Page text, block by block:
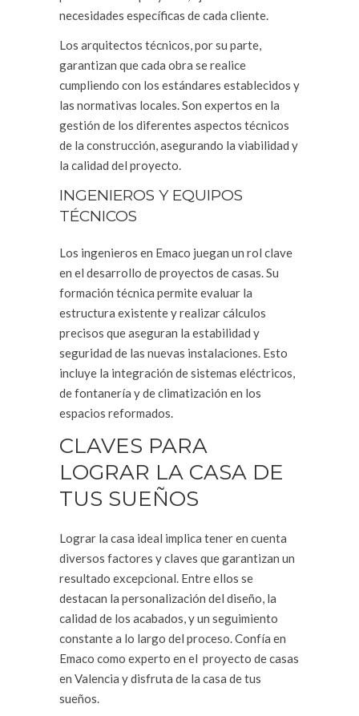
necesidades específicas de cada cliente.
Los arquitectos técnicos, por su parte,
garantizan que cada obra se realice
cumpliendo con los estándares establecidos y
las normativas locales. Son expertos en la
gestión de los diferentes aspectos técnicos
de la construcción, asegurando la viabilidad y
la calidad del proyecto.
INGENIEROS Y EQUIPOS
TÉCNICOS
Los ingenieros en Emaco juegan un rol clave
en el desarrollo de proyectos de casas. Su
formación técnica permite evaluar la
estructura existente y realizar cálculos
precisos que aseguran la estabilidad y
seguridad de las nuevas instalaciones. Esto
incluye la integración de sistemas eléctricos,
de fontanería y de climatización en los
espacios reformados.
CLAVES PARA
LOGRAR LA CASA DE
TUS SUEÑOS
Lograr la casa ideal implica tener en cuenta
diversos factores y claves que garantizan un
resultado excepcional. Entre ellos se
destacan la personalización del diseño, la
calidad de los acabados, y un seguimiento
constante a lo largo del proceso. Confía en
Emaco como experto en el proyecto de casas
en Valencia y disfruta de la casa de tus
sueños.